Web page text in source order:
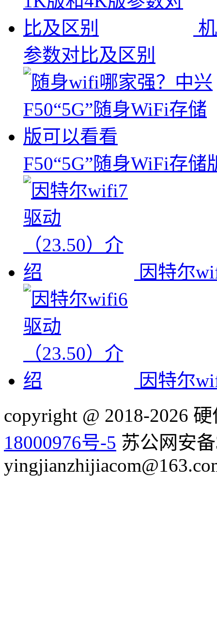
参数对比及区别
F50“5G”随身WiFi存储
因特尔
因特尔
copyright @ 2018-2026
18000976号-5 苏公网安